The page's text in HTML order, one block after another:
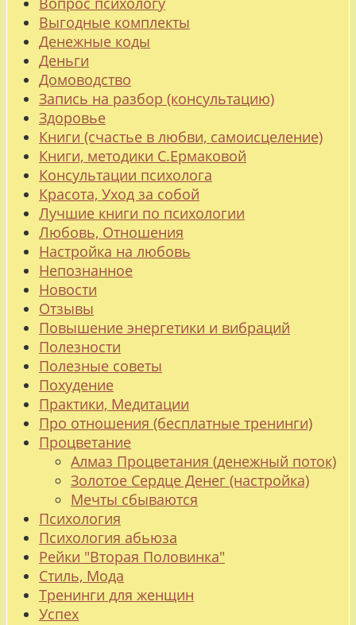
Выгодные комплекты
Денежные коды
Деньги
Домоводство
Запись на разбор (консультацию)
Здоровье
Книги (счастье в любви, самоисцеление)
Книги, методики С.Ермаковой
Консультации психолога
Красота, Уход за собой
Лучшие книги по психологии
Любовь, Отношения
Настройка на любовь
Непознанное
Новости
Отзывы
Повышение энергетики и вибраций
Полезности
Полезные советы
Похудение
Практики, Медитации
Про отношения (бесплатные тренинги)
Процветание
Алмаз Процветания (денежный поток)
Золотое Сердце Денег (настройка)
Мечты сбываются
Психология
Психология абьюза
Рейки "Вторая Половинка"
Стиль, Мода
Тренинги для женщин
Успех